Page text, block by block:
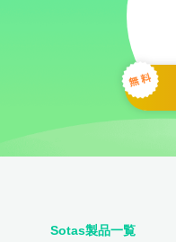
Sotas製品一覧